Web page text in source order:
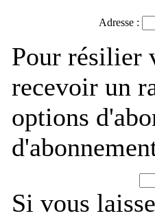
Adresse :
Pour résilier
recevoir un
options
Si vous